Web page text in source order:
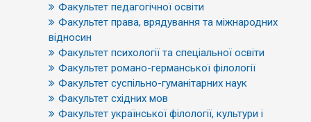
Факультет педагогічної освіти
Факультет права, врядування та міжнародних
відносин
Факультет психології та спеціальної освіти
Факультет романо-германської філології
Факультет суспільно-гуманітарних наук
Факультет східних мов
Факультет української філології, культури і